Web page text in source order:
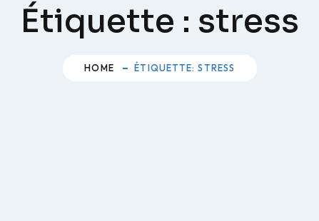
Étiquette : stress
HOME ÉTIQUETTE: STRESS